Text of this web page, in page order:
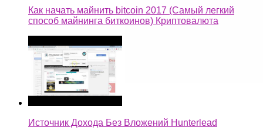
Как начать майнить bitcoin 2017 (Самый легкий
способ майнинга биткоинов) Криптовалюта
Источник Дохода Без Вложений Hunterlead